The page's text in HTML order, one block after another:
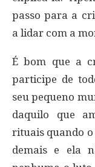
passo para a
a lidar com a
É bom que a
participe de
seu pequeno
daquilo que
rituais quando
demais e ela